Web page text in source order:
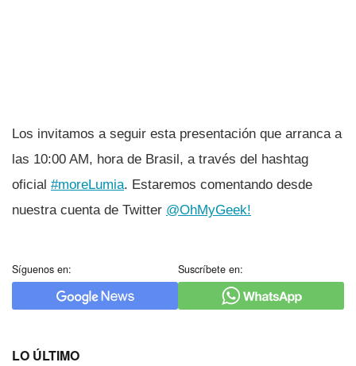
Los invitamos a seguir esta presentación que arranca a
las 10:00 AM, hora de Brasil, a través del hashtag
oficial #moreLumia. Estaremos comentando desde
nuestra cuenta de Twitter @OhMyGeek!
Síguenos en: Suscríbete en:
LO ÚLTIMO